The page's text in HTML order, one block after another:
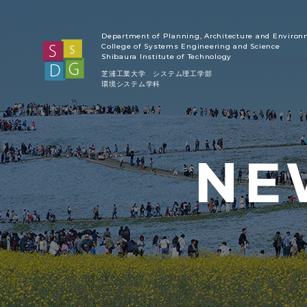
Department of Planning, Architecture and
College of Systems Engineering and Science
Shibaura Institute of Technology
芝浦工業大学 システム理工学部
環境システム学科